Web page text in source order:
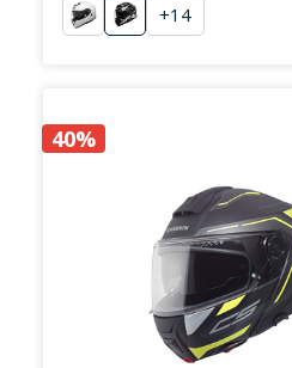
weiß Anthem TC-5
+14
40%